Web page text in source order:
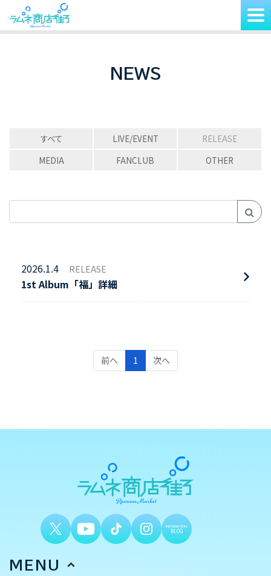
NEWS
すべて LIVE/EVENT
RELEASE
MEDIA
FANCLUB OTHER
2026.1.4 RELEASE
1st Album「福」詳細
前へ 1 (current)
次へ
INFORMATION
BLOG
MENU